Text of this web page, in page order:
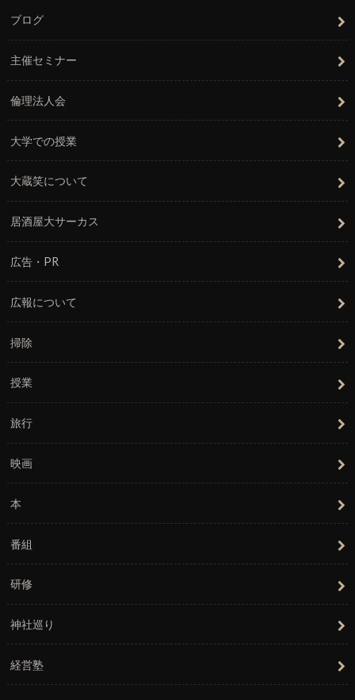
ブログ
主催セミナー
倫理法人会
大学での授業
大蔵笑について
居酒屋大サーカス
広告・PR
広報について
掃除
授業
旅行
映画
本
番組
研修
神社巡り
経営塾